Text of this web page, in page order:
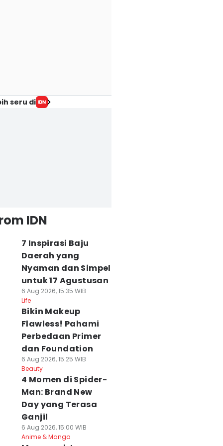
seru di
IDN
7 Inspirasi Baju
Daerah yang
Nyaman dan Simpel
untuk 17 Agustusan
6 Aug 2026, 15:35 WIB
Life
Bikin Makeup
Flawless! Pahami
Perbedaan Primer
dan Foundation
6 Aug 2026, 15:25 WIB
Beauty
4 Momen di Spider-
Man: Brand New
Day yang Terasa
Ganjil
6 Aug 2026, 15:00 WIB
Anime & Manga